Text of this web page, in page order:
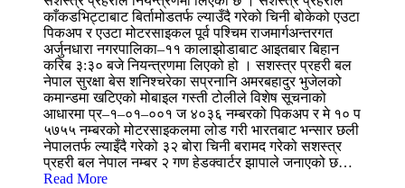
काँकडभिट्टाबाट बिर्तामोडतर्फ ल्याउँदै गरेको चिनी बोकेको एउटा
पिकअप र एउटा मोटरसाइकल पूर्व पश्चिम राजमार्गअन्तरगत
अर्जुनधारा नगरपालिका–११ कालाझोडाबाट आइतबार बिहान
करिब ३:३० बजे नियन्त्रणमा लिएको हो । सशस्त्र प्रहरी बल
नेपाल सुरक्षा बेस शनिश्चरेका सप्रनानि अमरबहादुर भुजेलको
कमान्डमा खटिएको मोबाइल गस्ती टोलीले विशेष सूचनाको
आधारमा प्र–१–०१–००१ ज ४०३६ नम्बरको पिकअप र मे १० प
५७५५ नम्बरको मोटरसाइकलमा लोड गरी भारतबाट भन्सार छली
नेपालतर्फ ल्याइँदै गरेको ३२ बोरा चिनी बरामद गरेको सशस्त्र
प्रहरी बल नेपाल नम्बर २ गण हेडक्वार्टर झापाले जनाएको छ…
Read More